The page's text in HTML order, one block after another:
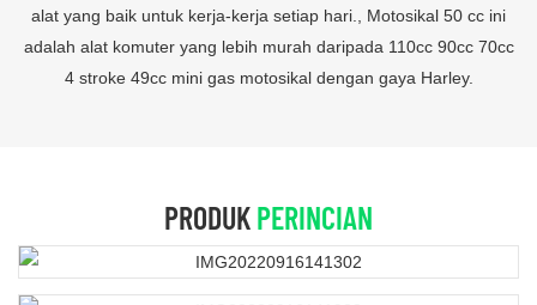
alat yang baik untuk kerja-kerja setiap hari., Motosikal 50 cc ini
adalah alat komuter yang lebih murah daripada 110cc 90cc 70cc
4 stroke 49cc mini gas motosikal dengan gaya Harley.
PRODUKPERINCIAN